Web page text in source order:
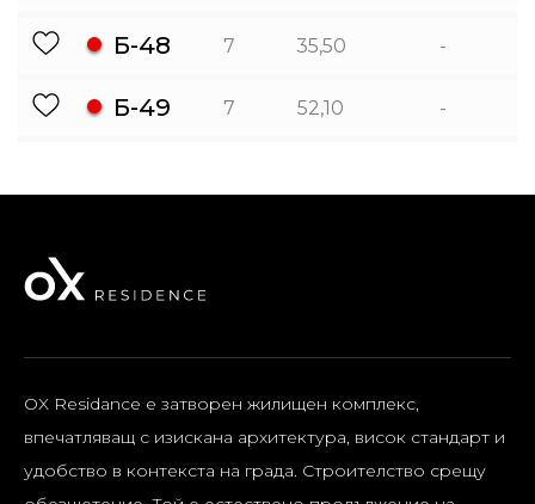
Б-48 7 35,50 -
Б-49 7 52,10 -
OX Residance e затворен жилищен комплекс,
впечатляващ с изискана архитектура, висок стандарт и
удобство в контекста на града. Строителство срещу